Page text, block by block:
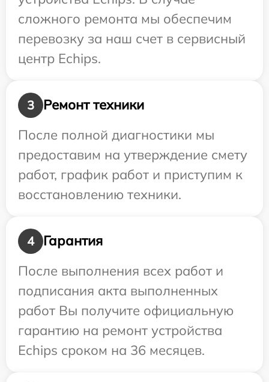
сложного ремонта мы обеспечим
перевозку за наш счет в сервисный
центр Echips.
3
Ремонт техники
После полной диагностики мы
предоставим на утверждение смету
работ, график работ и приступим к
восстановлению техники.
4
Гарантия
После выполнения всех работ и
подписания акта выполненных
работ Вы получите официальную
гарантию на ремонт устройства
Echips сроком на 36 месяцев.